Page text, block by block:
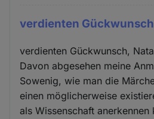
verdienten
verdienten Gückwunsch,
Davon abgesehen meine
Sowenig, wie man die
einen möglicherweise
als Wissenschaft